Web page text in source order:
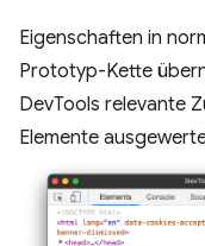
Eigenschaften in
Prototyp-Kette
DevTools relevante
Elemente